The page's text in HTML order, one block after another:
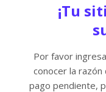
¡Tu
Por favor
conocer la razón
pago pendiente,